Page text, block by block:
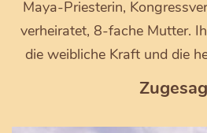
Maya-Priesterin,
verheiratet, 8-fache Mutter.
die weibliche Kraft und die